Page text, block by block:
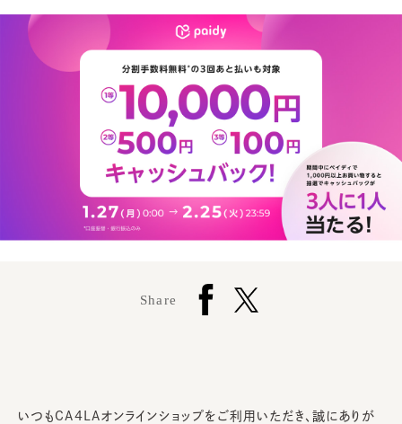
Share
いつもCA4LAオンラインショップをご利用いただき、誠にありが